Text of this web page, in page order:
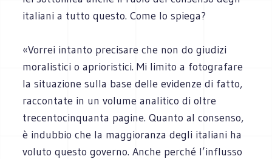
italiani a tutto questo. Come lo spiega?
«Vorrei intanto precisare che non do giudizi
moralistici o aprioristici. Mi limito a fotografare
la situazione sulla base delle evidenze di fatto,
raccontate in un volume analitico di oltre
trecentocinquanta pagine. Quanto al consenso,
è indubbio che la maggioranza degli italiani ha
voluto questo governo. Anche perché l’influsso